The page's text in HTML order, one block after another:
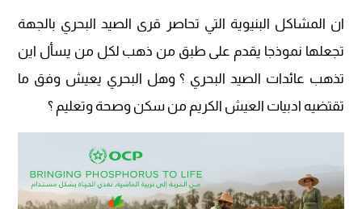
ان المشاكل البنيوية التي تحاصر قرى الصيد البحري بالجهة
تجعلها نموذجا يقدم على طبق من ذهب لكل من يسأل اين
تذهب عائدات الصيد البحري ؟ وهل البحري يعيش وفق ما
تقتضيه ادبيات العيش الكريم من سكن وصحة وتعليم ؟